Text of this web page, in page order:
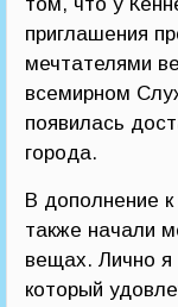
приглашения
мечтателями
всемирном
появилась
города.
В дополнение
также начали
вещах. Лично
который